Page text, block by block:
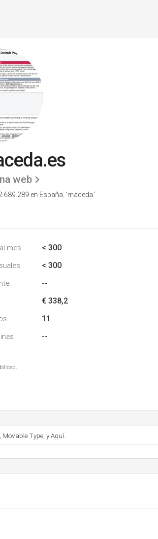
web
en España. 'maceda.'
mes < 300
< 300
--
€ 338,2
11
--
Type, y Aquí.